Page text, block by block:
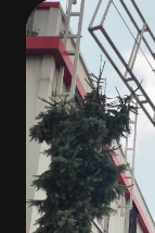
Souhlasím se